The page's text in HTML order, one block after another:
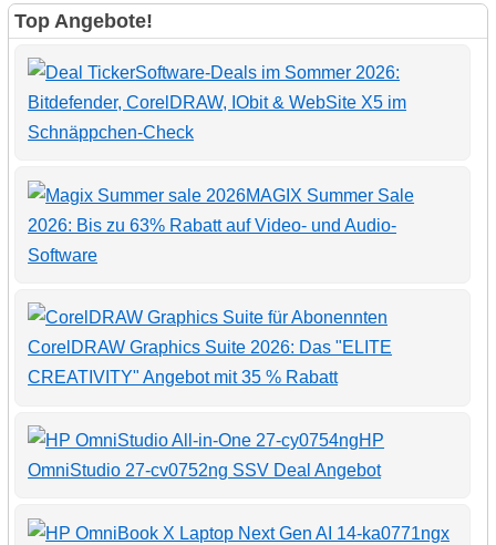
Top Angebote!
Software-Deals im Sommer 2026:
Bitdefender, CorelDRAW, IObit & WebSite X5 im
Schnäppchen-Check
MAGIX Summer Sale
2026: Bis zu 63% Rabatt auf Video- und Audio-
Software
CorelDRAW Graphics Suite 2026: Das "ELITE
CREATIVITY" Angebot mit 35 % Rabatt
HP
OmniStudio 27-cv0752ng SSV Deal Angebot